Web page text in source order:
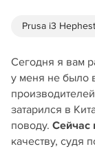
Prusa i3
Сегодня я вам
у меня не было
затарился в
поводу. Сейчас
качеству, судя